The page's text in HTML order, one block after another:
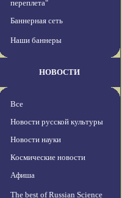
переплета"
Баннерная сеть
Наши баннеры
НОВОСТИ
Все
Новости русской культуры
Новости науки
Космические новости
Афиша
The best of Russian Science